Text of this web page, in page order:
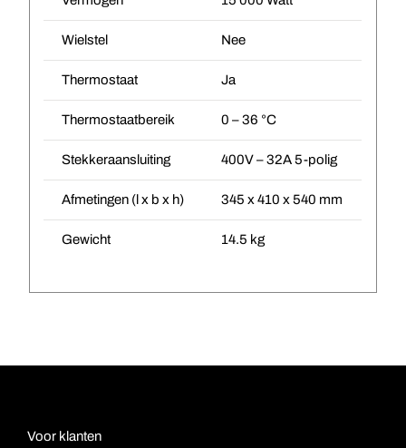
Wielstel Nee
Thermostaat Ja
Thermostaatbereik 0 – 36 °C
Stekkeraansluiting 400V – 32A 5-polig
Afmetingen (l x b x h) 345 x 410 x 540 mm
Gewicht 14.5 kg
Voor klanten